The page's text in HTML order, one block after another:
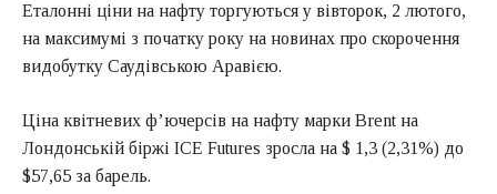
Еталонні ціни на нафту торгуються у вівторок, 2 лютого,
на максимумі з початку року на новинах про скорочення
видобутку Саудівською Аравією.
Ціна квітневих ф’ючерсів на нафту марки Brent на
Лондонській біржі ICE Futures зросла на $ 1,3 (2,31%) до
$57,65 за барель.